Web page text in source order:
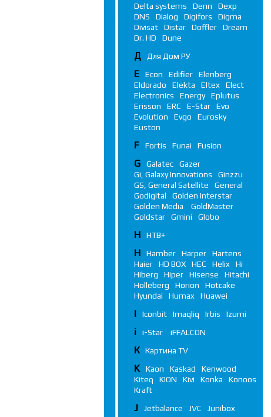
Delta systems
Denn
Dexp
DNS
Dialog Digifors
Digma
Divisat
Distar Doffler
Dream
Dr. HD
Dune
Д Для Дом РУ
E Econ Edifier
Elenberg
Eldorado
Elekta Eltex
Elect
Electronics
Energy
Eplutus
Erisson
ERC E-Star
Evo
Evolution
Evgo
Eurosky
Euston
F Fortis Funai Fusion
G Galatec
Gazer
Gi, Galaxy Innovations
Ginzzu
GS, General Satellite
General
Godigital
Golden Interstar
Golden Media
GoldMaster
Goldstar
Gmini Globo
Н НТВ+
H Hamber Harper
Hartens
Haier
HD BOX HEC Helix
Hi
Hiberg
Hiper Hisense
Hitachi
Holleberg
Horion
Hotcake
Hyundai
Humax Huawei
I Iconbit Imaqliq Irbis Izumi
i i-Star iFFALСON
К Картина TV
K Kaon Kaskad
Kenwood
Kiteq
KION Kivi Konka
Konoos
Kraft
J Jetbalance JVC Junibox